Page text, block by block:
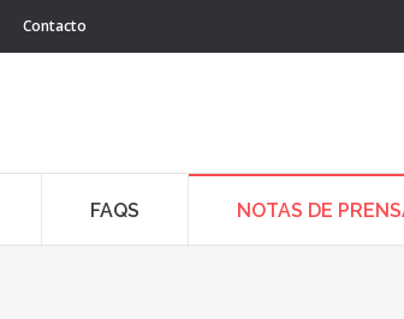
Contacto
FAQS NOTAS DE